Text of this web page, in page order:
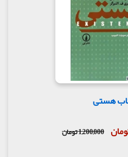
هستی
1,200,000 تومان